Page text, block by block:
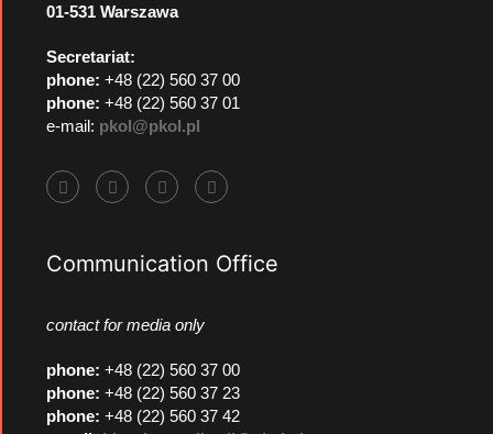
01-531 Warszawa
Secretariat:
phone: +48 (22) 560 37 00
phone: +48 (22) 560 37 01
e-mail: pkol@pkol.pl
Communication Office
contact for media only
phone: +48 (22) 560 37 00
phone: +48 (22) 560 37 23
phone: +48 (22) 560 37 42